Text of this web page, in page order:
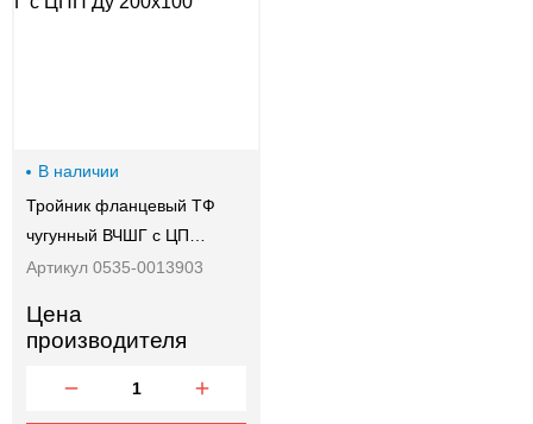
В наличии
Тройник фланцевый ТФ
чугунный ВЧШГ с ЦП…
Артикул 0535-0013903
Цена
производителя